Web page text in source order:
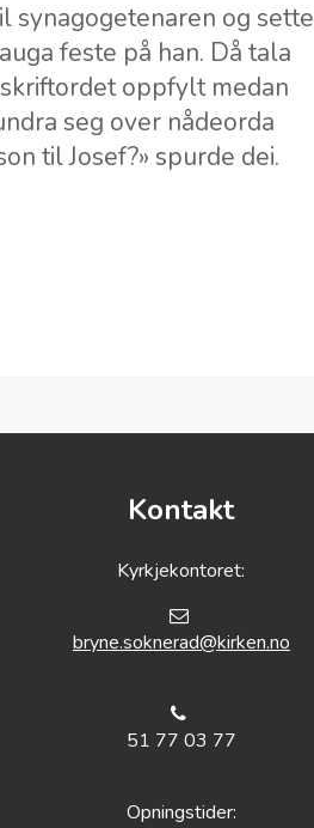
synagogetenaren og sette
feste på han. Då tala
oppfylt medan
seg over nådeorda
til Josef?» spurde dei.
Kontakt
Kyrkjekontoret:
bryne.soknerad@kirken.no
51 77 03 77
Opningstider: